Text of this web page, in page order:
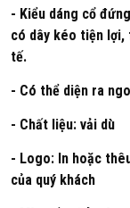
- Kiểu dáng cổ
có dây kéo tiện
tế.
- Có thể diện ra
- Chất liệu: vải dù
- Logo: In hoặc
của quý khách